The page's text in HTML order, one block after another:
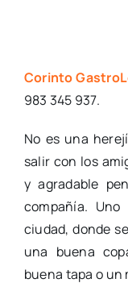
Corinto
983 345 937.
No es una
salir con los
y agradable
compañía.
ciudad, donde
una buena
buena tapa o